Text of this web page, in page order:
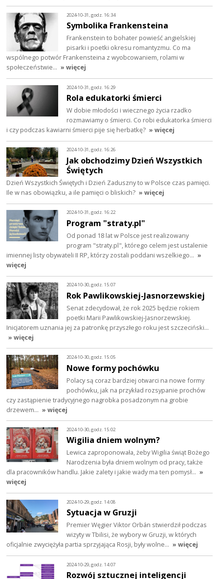
2024-10-31, godz. 16:34
Symbolika Frankensteina
Frankenstein to bohater powieść angielskiej
pisarki i poetki okresu romantyzmu. Co ma
wspólnego potwór Frankensteina z wyobcowaniem, rolami w
społeczeństwie… » więcej
2024-10-31, godz. 16:29
Rola edukatorki śmierci
W dobie młodości i wiecznego życia rzadko
rozmawiamy o śmierci. Co robi edukatorka śmierci
i czy podczas kawiarni śmierci pije się herbatkę? » więcej
2024-10-31, godz. 16:26
Jak obchodzimy Dzień Wszystkich
Świętych
Dzień Wszystkich Świętych i Dzień Zaduszny to w Polsce czas pamięci.
Ile w nas obowiązku, a ile pamięci o bliskich? » więcej
2024-10-31, godz. 16:22
Program "straty.pl"
Od ponad 18 lat w Polsce jest realizowany
program "straty.pl", którego celem jest ustalenie
imiennej listy obywateli II RP, którzy zostali poddani wszelkiego… »
więcej
2024-10-30, godz. 15:07
Rok Pawlikowskiej-Jasnorzewskiej
Senat zdecydował, że rok 2025 będzie rokiem
poetki Marii Pawlikowskiej-Jasnorzewskiej.
Inicjatorem uznania jej za patronkę przyszłego roku jest szczeciński…
» więcej
2024-10-30, godz. 15:05
Nowe formy pochówku
Polacy są coraz bardziej otwarci na nowe formy
pochówku, jak na przykład rozsypanie prochów
czy zastąpienie tradycyjnego nagrobka posadzonym na grobie
drzewem… » więcej
2024-10-30, godz. 15:02
Wigilia dniem wolnym?
Lewica zaproponowała, żeby Wigilia świąt Bożego
Narodzenia była dniem wolnym od pracy, także
dla pracowników handlu. Jakie zalety i jakie wady ma ten pomysł… »
więcej
2024-10-29, godz. 14:08
Sytuacja w Gruzji
Premier Węgier Viktor Orbán stwierdził podczas
wizyty w Tbilisi, że wybory w Gruzji, w których
oficjalnie zwyciężyła partia sprzyjająca Rosji, były wolne… » więcej
2024-10-29, godz. 14:07
Rozwój sztucznej inteligencji